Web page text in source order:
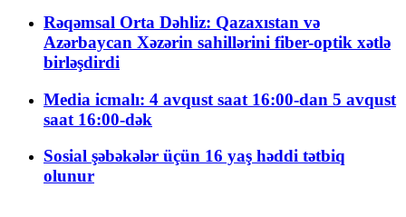
Rəqəmsal Orta Dəhliz: Qazaxıstan və
Azərbaycan Xəzərin sahillərini fiber-optik xətlə
birləşdirdi
Media icmalı: 4 avqust saat 16:00-dan 5 avqust
saat 16:00-dək
Sosial şəbəkələr üçün 16 yaş həddi tətbiq
olunur